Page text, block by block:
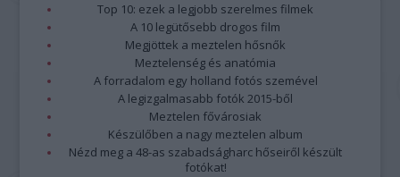
Top 10: ezek a legjobb szerelmes filmek
A 10 legütősebb drogos film
Megjöttek a meztelen hősnők
Meztelenség és anatómia
A forradalom egy holland fotós szemével
A legizgalmasabb fotók 2015-ből
Meztelen fővárosiak
Készülőben a nagy meztelen album
Nézd meg a 48-as szabadságharc hőseiről készült
fotókat!